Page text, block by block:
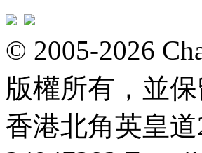
© 2005-2026
版權所有，並
香港北角英皇